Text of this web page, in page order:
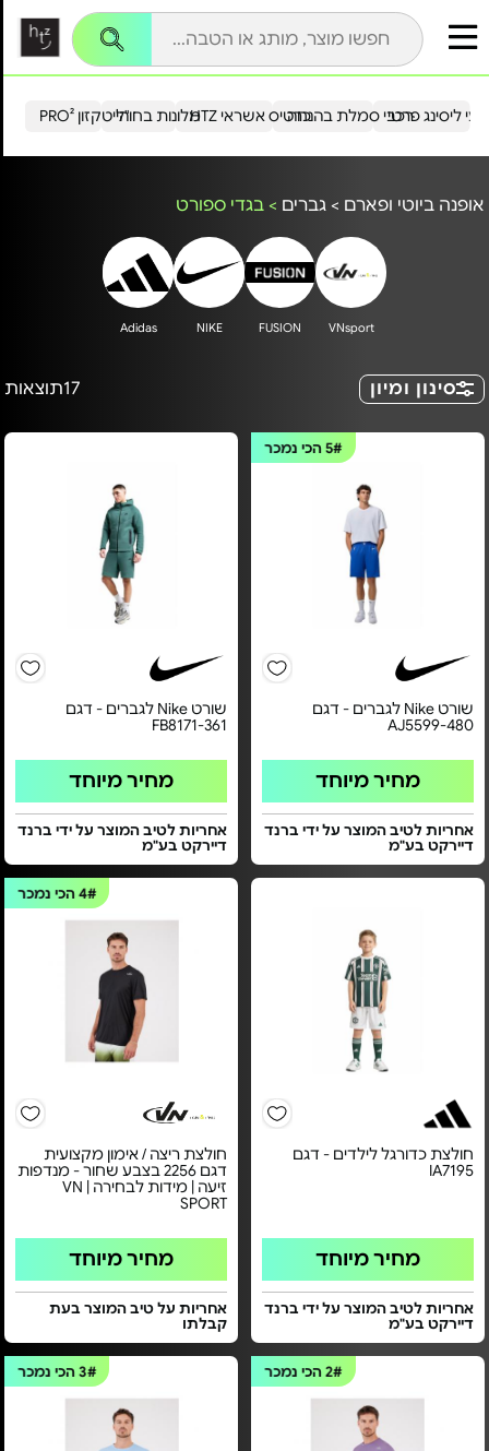
הייטקזון PRO²מלונות בחו"ל כרטיס אשראי HTZ ליסינג פרטירכבי סמלת בהנחה
אופנה ביוטי ופארם > גברים > בגדי ספורט
VNsport
FUSION
NIKE
Adidas
סינון ומיון 17תוצאות
5#הכי נמכר
שורט Nike לגברים - דגם
AJ5599-480
מחיר מיוחד
אחריות לטיב המוצר על ידי ברנד
דיירקט בע"מ
שורט Nike לגברים - דגם
FB8171-361
מחיר מיוחד
אחריות לטיב המוצר על ידי ברנד
דיירקט בע"מ
חולצת כדורגל לילדים - דגם
IA7195
מחיר מיוחד
אחריות לטיב המוצר על ידי ברנד
דיירקט בע"מ
4#הכי נמכר
חולצת ריצה / אימון מקצועית
דגם 2256 בצבע שחור - מנדפות
זיעה | מידות לבחירה | VN
SPORT
מחיר מיוחד
אחריות על טיב המוצר בעת
קבלתו
2#הכי נמכר 3#הכי נמכר